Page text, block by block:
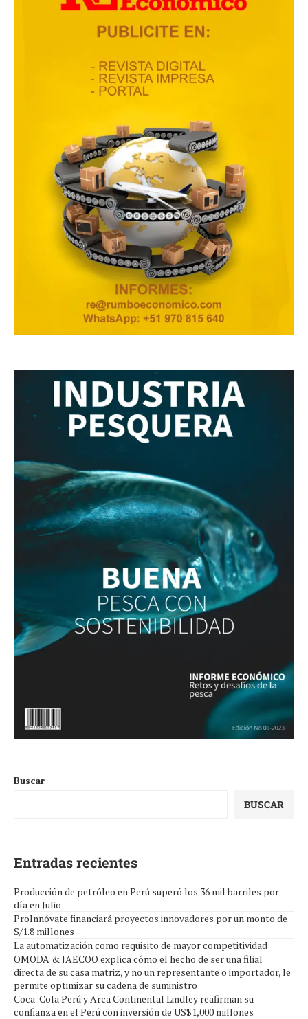
Buscar
BUSCAR
Entradas recientes
Producción de petróleo en Perú superó los 36 mil barriles por
día en Julio
ProInnóvate financiará proyectos innovadores por un monto de
S/1.8 millones
La automatización como requisito de mayor competitividad
OMODA & JAECOO explica cómo el hecho de ser una filial
directa de su casa matriz, y no un representante o importador, le
permite optimizar su cadena de suministro
Coca-Cola Perú y Arca Continental Lindley reafirman su
confianza en el Perú con inversión de US$1,000 millones